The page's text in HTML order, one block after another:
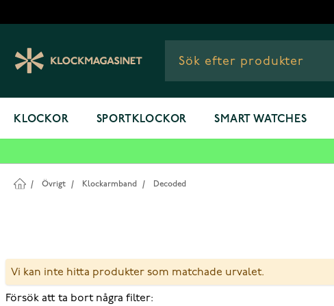
KLOCKOR SPORTKLOCKOR SMART WATCHES
/ Övrigt / Klockarmband / Decoded
Vi kan inte hitta produkter som matchade urvalet.
Försök att ta bort några filter: